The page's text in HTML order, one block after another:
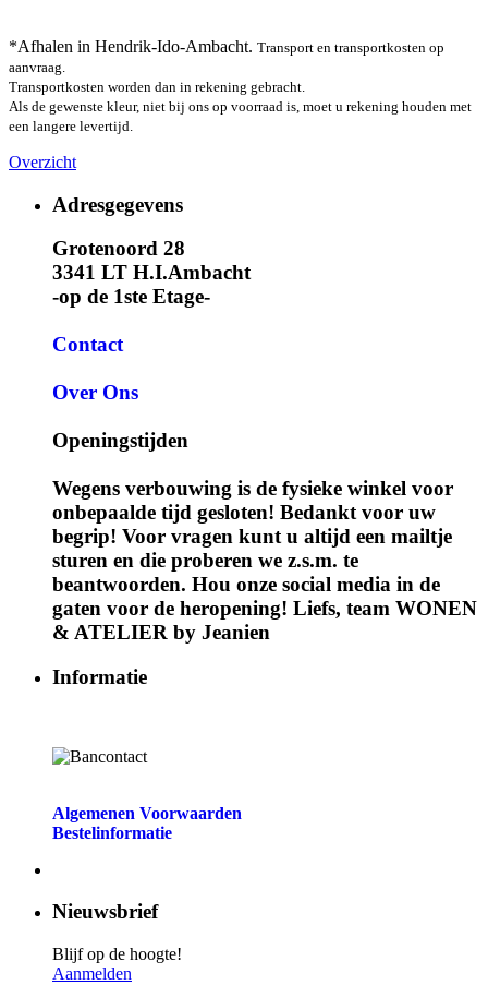
*Afhalen in Hendrik-Ido-Ambacht. Transport en transportkosten op
aanvraag.
Transportkosten worden dan in rekening gebracht.
Als de gewenste kleur, niet bij ons op voorraad is, moet u rekening houden met
een langere levertijd.
Overzicht
Adresgegevens
Grotenoord 28
3341 LT H.I.Ambacht
-op de 1ste Etage-
Contact
Over Ons
Openingstijden
Wegens verbouwing is de fysieke winkel voor
onbepaalde tijd gesloten! Bedankt voor uw
begrip! Voor vragen kunt u altijd een mailtje
sturen en die proberen we z.s.m. te
beantwoorden. Hou onze social media in de
gaten voor de heropening! Liefs, team WONEN
& ATELIER by Jeanien
Informatie
Algemenen Voorwaarden
Bestelinformatie
Nieuwsbrief
Blijf op de hoogte!
Aanmelden